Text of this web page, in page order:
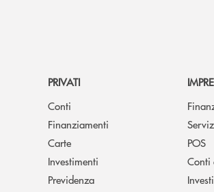
PRIVATI
Conti
Finanziamenti
Carte
Investimenti
Previdenza
POS
Conti